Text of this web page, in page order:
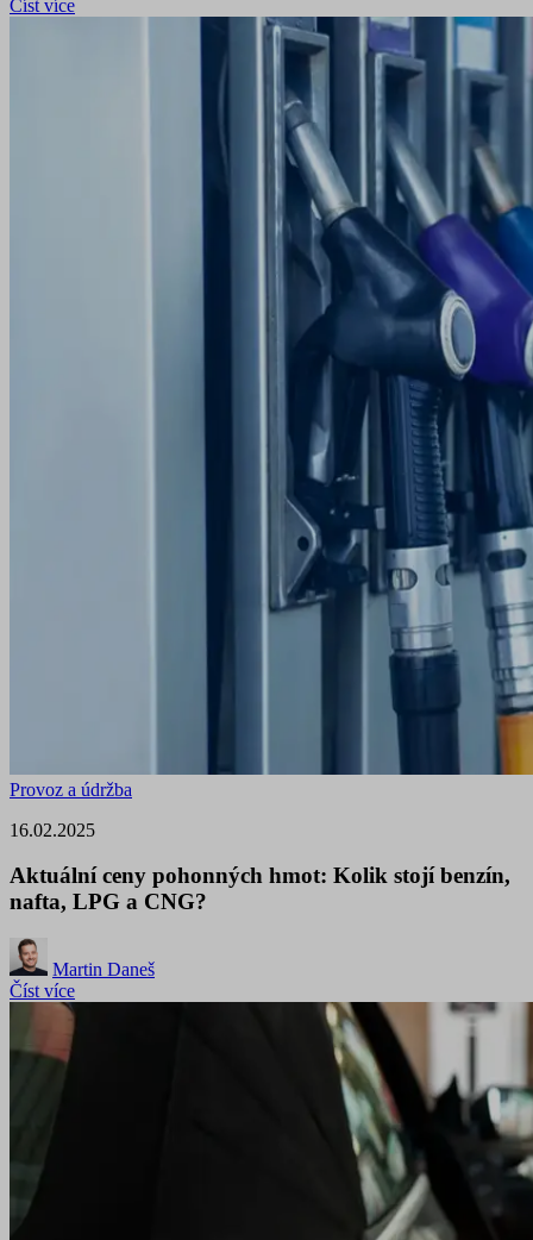
Číst více
Provoz a údržba
16.02.2025
Aktuální ceny pohonných hmot: Kolik stojí benzín,
nafta, LPG a CNG?
Martin Daneš
Číst více